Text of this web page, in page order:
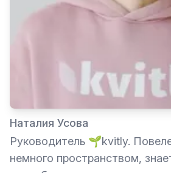
Наталия Усова
Руководитель 🌱kvitly.
немного пространством,